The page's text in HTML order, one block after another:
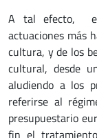
A tal efecto, el
actuaciones más
cultura, y de los
cultural, desde
aludiendo a los
referirse al
presupuestario
fin el